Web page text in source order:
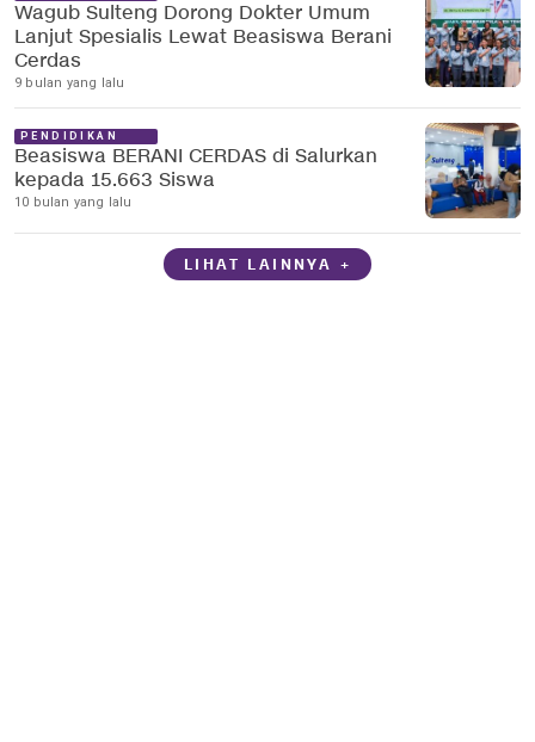
Wagub Sulteng Dorong Dokter Umum
Lanjut Spesialis Lewat Beasiswa Berani
Cerdas
9 bulan yang lalu
PENDIDIKAN
Beasiswa BERANI CERDAS di Salurkan
kepada 15.663 Siswa
10 bulan yang lalu
LIHAT LAINNYA +